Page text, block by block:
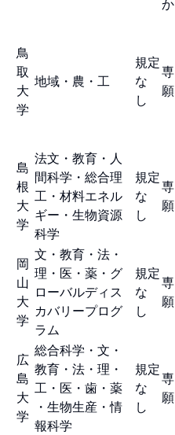
か
鳥
取
大
学
地域・農・工
規定
な
し
専
願
島
根
大
学
法文・教育・人
間科学・総合理
工・材料エネル
ギー・生物資源
科学
規定
な
し
専
願
岡
山
大
学
文・教育・法・
理・医・薬・グ
ローバルディス
カバリープログ
ラム
規定
な
し
専
願
広
島
大
学
総合科学・文・
教育・法・理・
工・医・歯・薬
・生物生産・情
報科学
規定
な
し
専
願